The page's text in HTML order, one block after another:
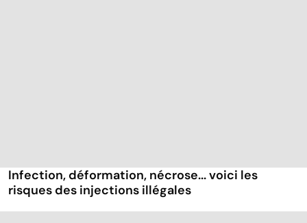
Infection, déformation, nécrose... voici les
risques des injections illégales